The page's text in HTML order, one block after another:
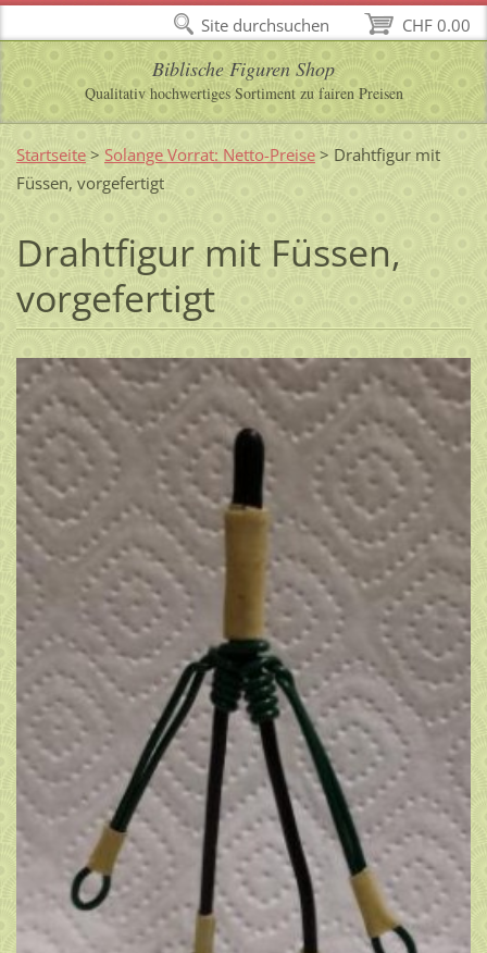
Biblische Figuren Shop
Qualitativ hochwertiges Sortiment zu fairen Preisen
Startseite > Solange Vorrat: Netto-Preise > Drahtfigur mit
Füssen, vorgefertigt
Drahtfigur mit Füssen,
vorgefertigt
CHF 0.00
Site durchsuchen